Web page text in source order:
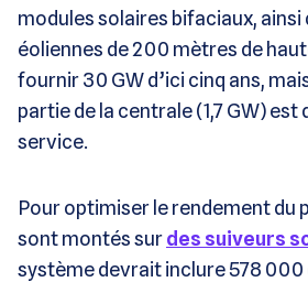
modules solaires bifaciaux, ainsi
éoliennes de 200 mètres de
fournir 30 GW d’ici cinq ans,
partie de la centrale (1,7 GW) est
service.
Pour optimiser le rendement du
sont montés surdes suiveurs
système devrait inclure 578 000